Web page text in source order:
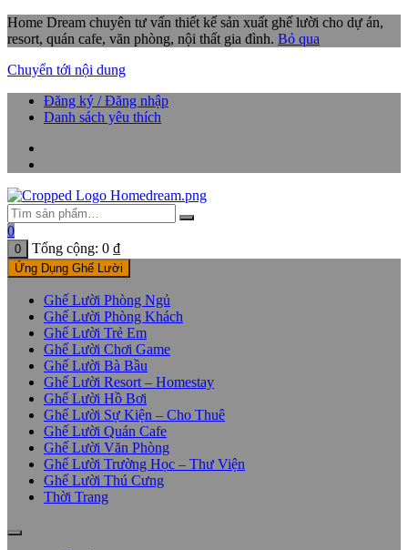
Home Dream chuyên tư vấn thiết kế sản xuất ghế lười cho dự án,
resort, quán cafe, văn phòng, nội thất gia đình. Bỏ qua
Chuyển tới nội dung
Đăng ký / Đăng nhập
Danh sách yêu thích
0
0 Tổng cộng: 0 ₫
Ứng Dụng Ghế Lười
Ghế Lười Phòng Ngủ
Ghế Lười Phòng Khách
Ghế Lười Trẻ Em
Ghế Lười Chơi Game
Ghế Lười Bà Bầu
Ghế Lười Resort – Homestay
Ghế Lười Hồ Bơi
Ghế Lười Sự Kiện – Cho Thuê
Ghế Lười Quán Cafe
Ghế Lười Văn Phòng
Ghế Lười Trường Học – Thư Viện
Ghế Lười Thú Cưng
Thời Trang